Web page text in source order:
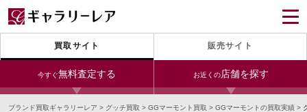
買取サイト 販売サイト
今すぐ無料査定する お近くの店舗を探す
ブランド買取ギャラリーレア > グッチ買取 > GGマーモント買取 > GGマーモントの買取実績 >